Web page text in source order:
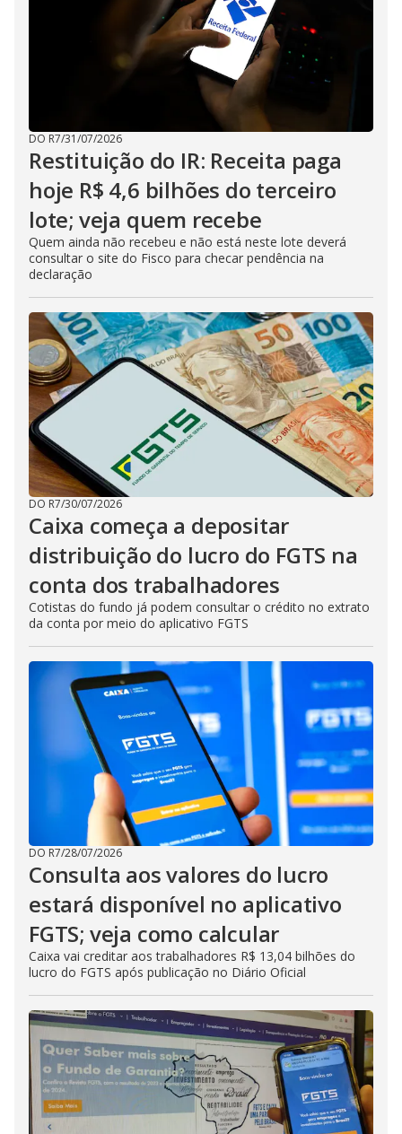
DO R7/31/07/2026
Restituição do IR: Receita paga
hoje R$ 4,6 bilhões do terceiro
lote; veja quem recebe
Quem ainda não recebeu e não está neste lote deverá
consultar o site do Fisco para checar pendência na
declaração
DO R7/30/07/2026
Caixa começa a depositar
distribuição do lucro do FGTS na
conta dos trabalhadores
Cotistas do fundo já podem consultar o crédito no extrato
da conta por meio do aplicativo FGTS
DO R7/28/07/2026
Consulta aos valores do lucro
estará disponível no aplicativo
FGTS; veja como calcular
Caixa vai creditar aos trabalhadores R$ 13,04 bilhões do
lucro do FGTS após publicação no Diário Oficial